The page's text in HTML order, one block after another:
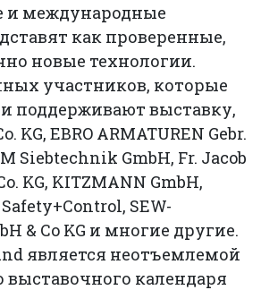
и международные
как проверенные,
новые технологии.
участников, которые
поддерживают выставку,
KG, EBRO ARMATUREN Gebr.
Siebtechnik GmbH, Fr. Jacob
KG, KITZMANN GmbH,
SEW-
& Co KG и многие другие.
является неотъемлемой
выставочного календаря